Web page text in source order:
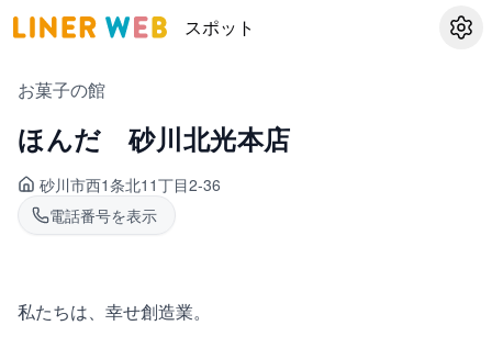
スポット 設定
お菓子の館
ほんだ 砂川北光本店
砂川市西1条北11丁目2-36
電話番号を表示
私たちは、幸せ創造業。